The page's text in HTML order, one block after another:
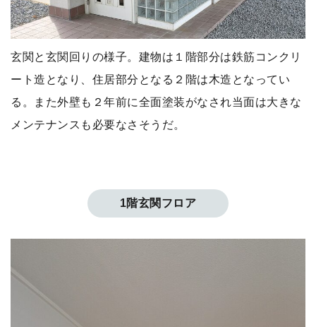
玄関と玄関回りの様子。建物は１階部分は鉄筋コンクリ
ート造となり、住居部分となる２階は木造となってい
る。また外壁も２年前に全面塗装がなされ当面は大きな
メンテナンスも必要なさそうだ。
1階玄関フロア